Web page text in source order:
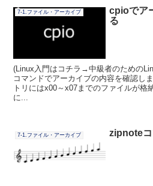
7-1.ファイル・アーカイブ
cpioでア
る
(Linux入門はコチラ→中級者のための
コマンドでアーカイブの内容を確認し
トリにはx00～x07までのファイルが格
に...
7-1.ファイル・アーカイブ zipnote